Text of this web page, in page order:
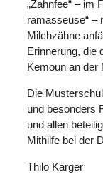
„Zahnfee“ – im
ramasseuse“ –
Milchzähne
Erinnerung, die
Kemoun an der
Die
und besonders
und allen
Mithilfe bei der
Thilo Karger